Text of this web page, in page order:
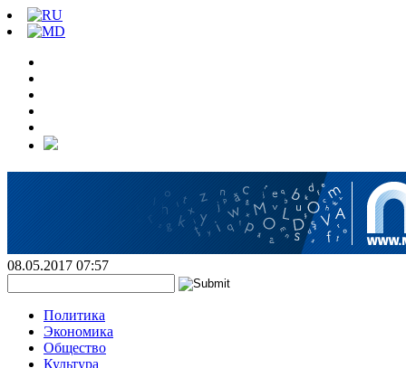
08.05.2017 07:57
Политика
Экономика
Общество
Культура